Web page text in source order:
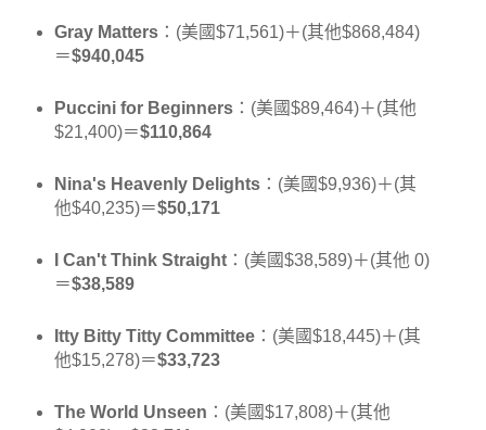
Gray Matters：(美國$71,561)＋(其他$868,484)
＝$940,045
Puccini for Beginners：(美國$89,464)＋(其他
$21,400)＝$110,864
Nina's Heavenly Delights：(美國$9,936)＋(其
他$40,235)＝$50,171
I Can't Think Straight：(美國$38,589)＋(其他 0)
＝$38,589
Itty Bitty Titty Committee：(美國$18,445)＋(其
他$15,278)＝$33,723
The World Unseen ：(美國$17,808)＋(其他